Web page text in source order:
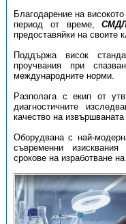
Благодарение на
период от време,
предоставяйки на своите
Поддържа висок
проучвания при
международните норми.
Разполага с екип от
диагностичните
качество на извършваната
Оборудвана с най-
съвременни
срокове на изработване